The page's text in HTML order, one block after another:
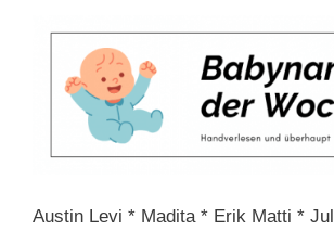
Austin Levi * Madita * Erik Matti *